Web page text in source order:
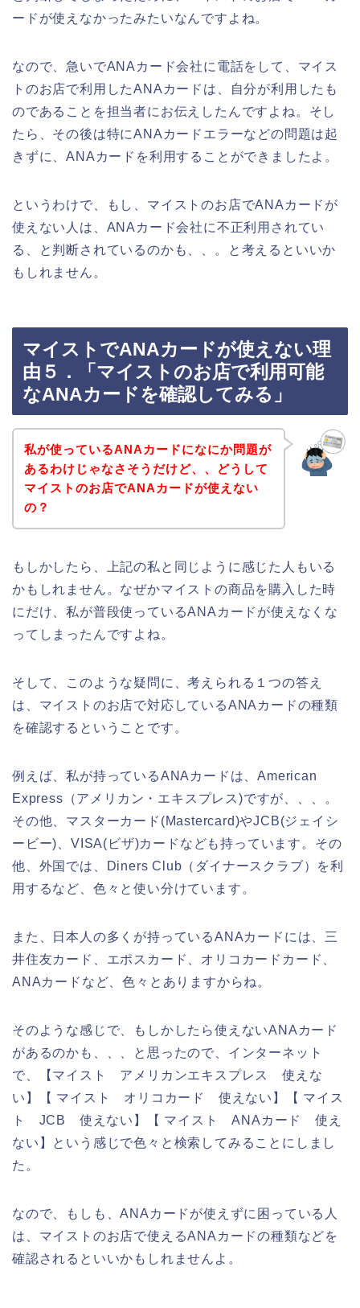
ードが使えなかったみたいなんですよね。
なので、急いでANAカード会社に電話をして、マイス
トのお店で利用したANAカードは、自分が利用したも
のであることを担当者にお伝えしたんですよね。そし
たら、その後は特にANAカードエラーなどの問題は起
きずに、ANAカードを利用することができましたよ。
というわけで、もし、マイストのお店でANAカードが
使えない人は、ANAカード会社に不正利用されてい
る、と判断されているのかも、、。と考えるといいか
もしれません。
マイストでANAカードが使えない理
由５．「マイストのお店で利用可能
なANAカードを確認してみる」
私が使っているANAカードになにか問題が
あるわけじゃなさそうだけど、、どうして
マイストのお店でANAカードが使えない
の？
もしかしたら、上記の私と同じように感じた人もいる
かもしれません。なぜかマイストの商品を購入した時
にだけ、私が普段使っているANAカードが使えなくな
ってしまったんですよね。
そして、このような疑問に、考えられる１つの答え
は、マイストのお店で対応しているANAカードの種類
を確認するということです。
例えば、私が持っているANAカードは、American
Express（アメリカン・エキスプレス)ですが、、、。
その他、マスターカード(Mastercard)やJCB(ジェイシ
ービー)、VISA(ビザ)カードなども持っています。その
他、外国では、Diners Club（ダイナースクラブ）を利
用するなど、色々と使い分けています。
また、日本人の多くが持っているANAカードには、三
井住友カード、エポスカード、オリコカードカード、
ANAカードなど、色々とありますからね。
そのような感じで、もしかしたら使えないANAカード
があるのかも、、、と思ったので、インターネット
で、【マイスト アメリカンエキスプレス 使えな
い】【 マイスト オリコカード 使えない】【 マイス
ト JCB 使えない】【 マイスト ANAカード 使え
ない】という感じで色々と検索してみることにしまし
た。
なので、もしも、ANAカードが使えずに困っている人
は、マイストのお店で使えるANAカードの種類などを
確認されるといいかもしれませんよ。